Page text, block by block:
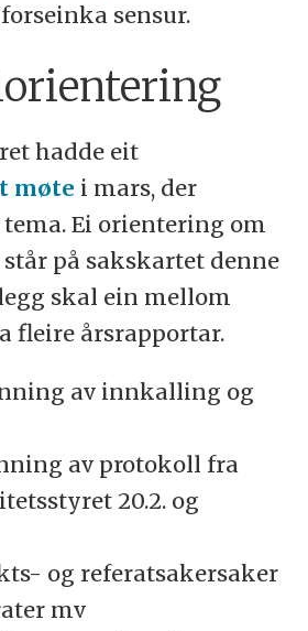
sensur.
hadde eit
møte i mars, der
Ei orientering om
på sakskartet denne
skal ein mellom
fleire årsrapportar.
av innkalling og
av protokoll fra
20.2. og
og referatsakersaker
mv